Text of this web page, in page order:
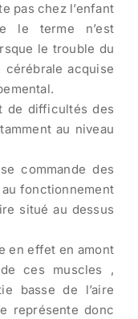
pas chez l’enfant
le terme n’est
le trouble du
cérébrale acquise
de difficultés des
au niveau
commande des
fonctionnement
situé au dessus
en effet en amont
ces muscles ,
basse de l’aire
représente donc